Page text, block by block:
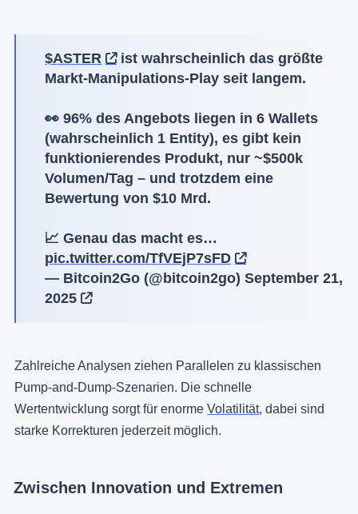
$ASTER
ist wahrscheinlich das größte
Markt-Manipulations-Play seit langem.
👀 96% des Angebots liegen in 6 Wallets
(wahrscheinlich 1 Entity), es gibt kein
funktionierendes Produkt, nur ~$500k
Volumen/Tag – und trotzdem eine
Bewertung von $10 Mrd.
📈 Genau das macht es…
pic.twitter.com/TfVEjP7sFD
— Bitcoin2Go (@bitcoin2go) September 21,
2025
Zahlreiche Analysen ziehen Parallelen zu klassischen
Pump-and-Dump-Szenarien. Die schnelle
Wertentwicklung sorgt für enorme Volatilität, dabei sind
starke Korrekturen jederzeit möglich.
Zwischen Innovation und Extremen